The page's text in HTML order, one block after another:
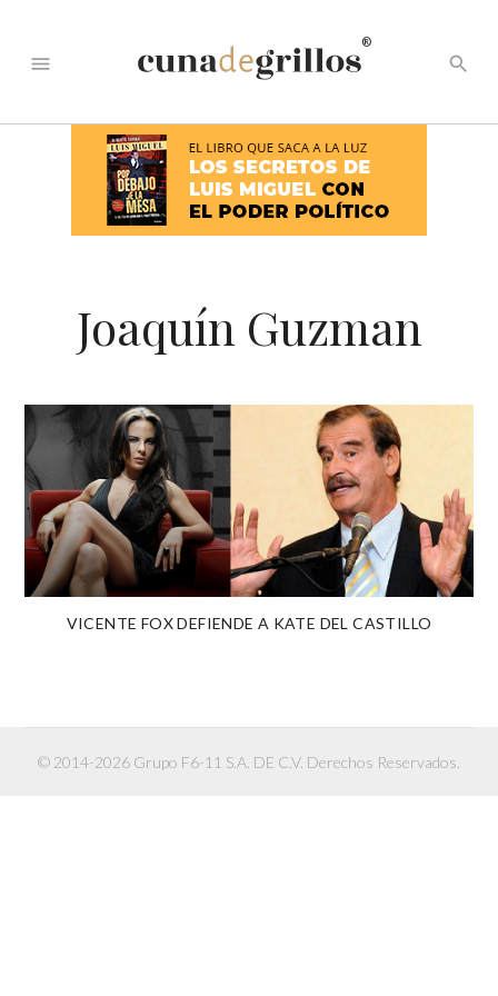
menu
®
search
Joaquín Guzman
VICENTE FOX DEFIENDE A KATE DEL CASTILLO
© 2014-2026 Grupo F6-11 S.A. DE C.V. Derechos Reservados.